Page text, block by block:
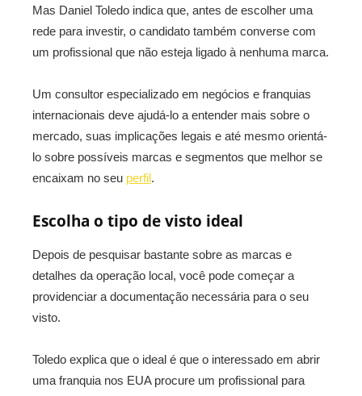
Mas Daniel Toledo indica que, antes de escolher uma
rede para investir, o candidato também converse com
um profissional que não esteja ligado à nenhuma marca.
Um consultor especializado em negócios e franquias
internacionais deve ajudá-lo a entender mais sobre o
mercado, suas implicações legais e até mesmo orientá-
lo sobre possíveis marcas e segmentos que melhor se
encaixam no seu perfil.
Escolha o tipo de visto ideal
Depois de pesquisar bastante sobre as marcas e
detalhes da operação local, você pode começar a
providenciar a documentação necessária para o seu
visto.
Toledo explica que o ideal é que o interessado em abrir
uma franquia nos EUA procure um profissional para